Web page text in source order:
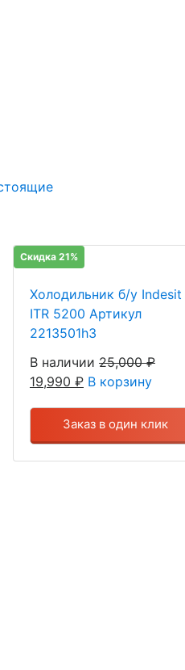
Скидка 21%
Холодильник б/у Indesit
ITR 5200 Артикул
2213501h3
В наличии 25,000₽
19,990 ₽ В корзину
Заказ в один клик